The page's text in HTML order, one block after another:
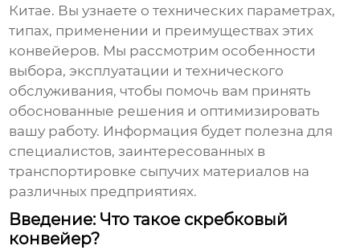
Китае. Вы узнаете о технических параметрах,
типах, применении и преимуществах этих
конвейеров. Мы рассмотрим особенности
выбора, эксплуатации и технического
обслуживания, чтобы помочь вам принять
обоснованные решения и оптимизировать
вашу работу. Информация будет полезна для
специалистов, заинтересованных в
транспортировке сыпучих материалов на
различных предприятиях.
Введение: Что такое скребковый
конвейер?